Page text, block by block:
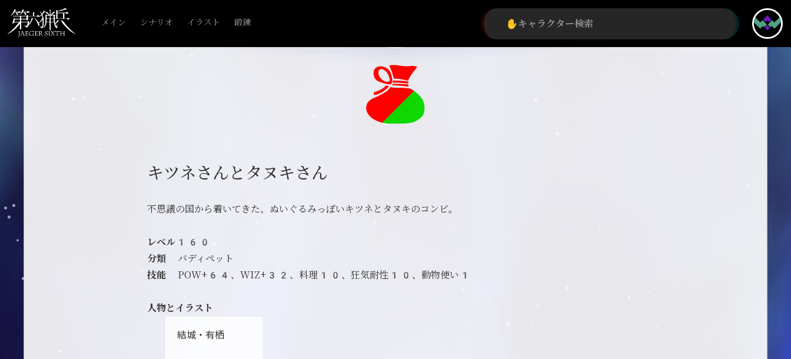
メイン シナリオ イラスト 鍛錬
キツネさんとタヌキさん
不思議の国から着いてきた、ぬいぐるみっぽいキツネとタヌキのコンビ。
レベル160
分類 バディペット
技能 POW+64、WIZ+32、料理10、狂気耐性10、動物使い1
人物とイラスト
結城・有栖